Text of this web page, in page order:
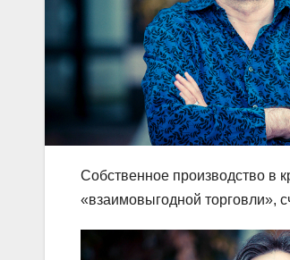
Собственное производство в
«взаимовыгодной торговли»,